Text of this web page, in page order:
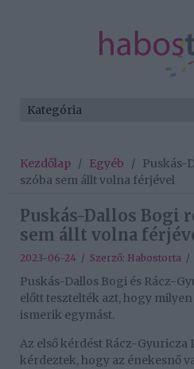
Kezdőlap / Egyéb / Puskás-
szóba sem állt volna férjével
Puskás-Dallos Bogi
sem állt volna
2023-06-24 / Szerző: Habostorta /
Puskás-Dallos Bogi és Rácz-
előtt tesztelték azt, hogy
ismerik egymást.
Az első kérdést Rácz-Gyuricza
kérdeztek, hogy az énekesnő